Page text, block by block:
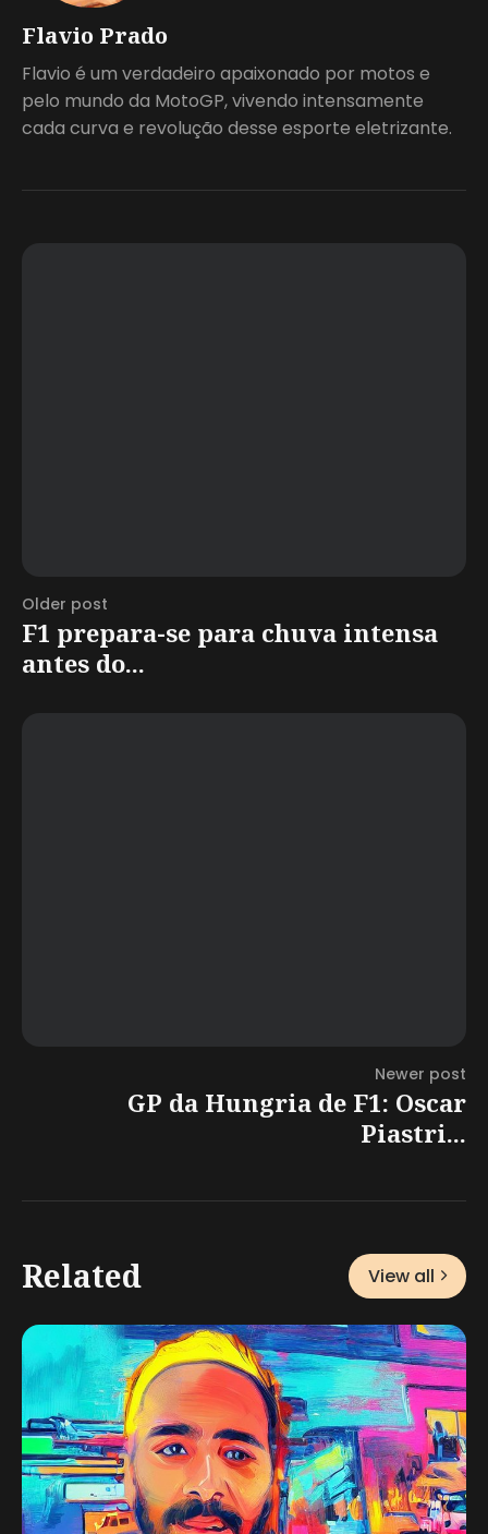
Flavio Prado
Flavio é um verdadeiro apaixonado por motos e
pelo mundo da MotoGP, vivendo intensamente
cada curva e revolução desse esporte eletrizante.
Older post
F1 prepara-se para chuva intensa
antes do...
Newer post
GP da Hungria de F1: Oscar
Piastri...
Related View all